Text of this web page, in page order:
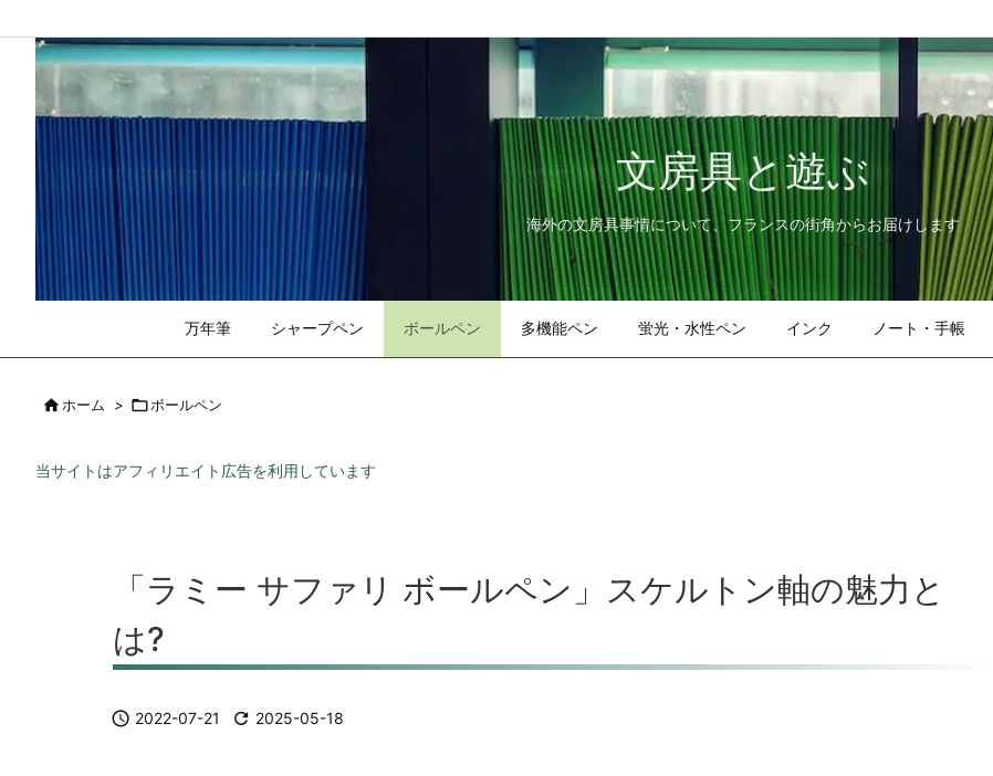
文房具と遊ぶ
海外の文房具事情について、フランスの街角からお届けします
万年筆 シャープペン ボールペン 多機能ペン 蛍光・水性ペン インク ノート・手帳
ホーム > ボールペン
当サイトはアフィリエイト広告を利用しています
「ラミー サファリ ボールペン」スケルトン軸の魅力と
は?
 2022-07-21  2025-05-18